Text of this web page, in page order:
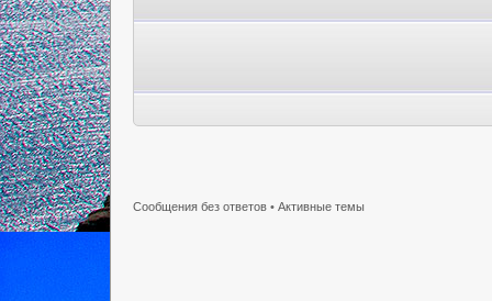
Сообщения без ответов • Активные темы